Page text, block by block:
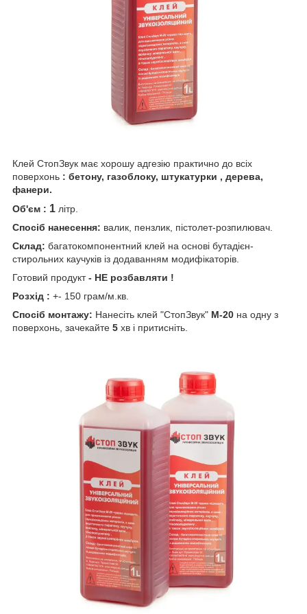
Клей СтопЗвук має хорошу адгезію практично до всіх
поверхонь : бетону, газоблоку, штукатурки , дерева,
фанери.
Об'єм : 1 літр.
Спосіб нанесення: валик, пензлик, пістолет-розпилювач.
Склад: багатокомпонентний клей на основі бутадієн-
стирольних каучуків із додаванням модифікаторів.
Готовий продукт- НЕ розбавляти !
Розхід : +- 150 грам/м.кв.
Спосіб монтажу: Нанесіть клей "СтопЗвук" М-20 на одну з
поверхонь, зачекайте 5 хв і притисніть.